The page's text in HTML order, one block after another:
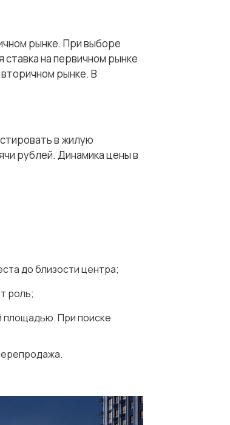
рынке. При выборе
на первичном рынке
рынке. В
в жилую
рублей. Динамика цены в
до близости центра;
роль;
площадью. При поиске